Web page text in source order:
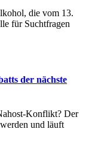
die vom 13.
für Suchtfragen
der nächste
Konflikt? Der
und läuft